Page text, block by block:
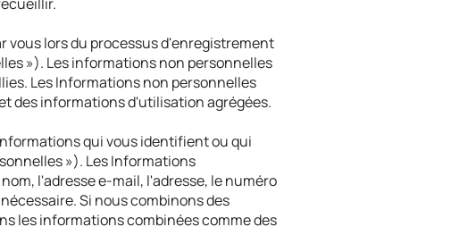
lors du processus d'enregistrement
»). Les informations non personnelles
Les Informations non personnelles
des informations d'utilisation agrégées.
qui vous identifient ou qui
»). Les Informations
l'adresse e-mail, l'adresse, le numéro
Si nous combinons des
les informations combinées comme des